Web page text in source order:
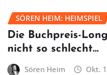
SÖREN HEIM: HEIMSPIEL
Die Buchpreis-
nicht so schlecht…
Sören Heim Okt.